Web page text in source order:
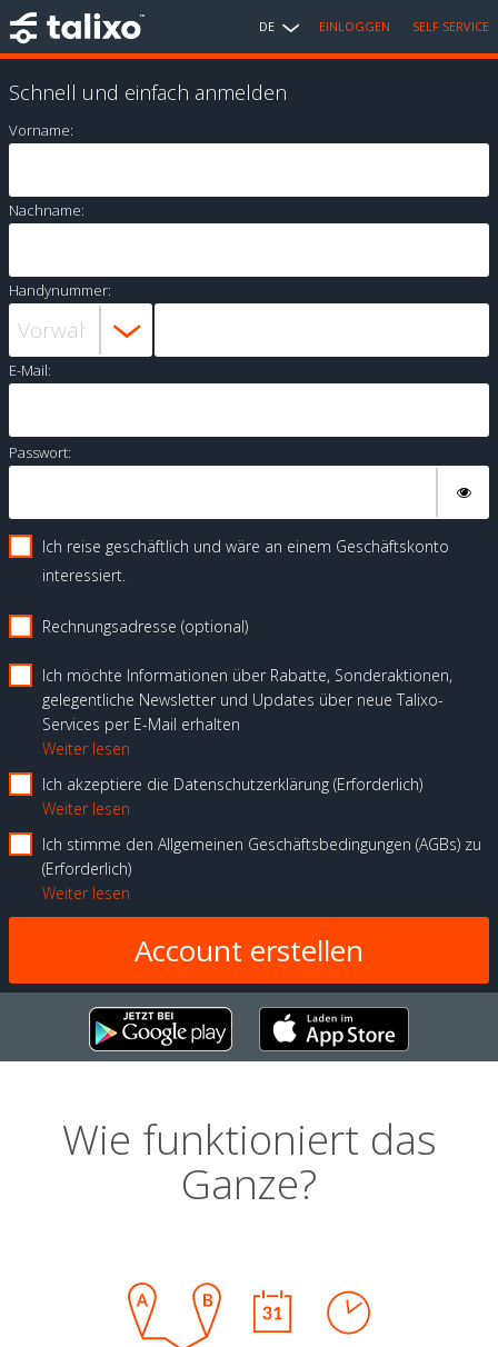
DE EINLOGGEN SELF SERVICE
Schnell und einfach anmelden
Vorname:
Nachname:
Handynummer:
E-Mail:
Passwort:
Ich reise geschäftlich und wäre an einem Geschäftskonto
interessiert.
Rechnungsadresse (optional)
Ich möchte Informationen über Rabatte, Sonderaktionen,
gelegentliche Newsletter und Updates über neue Talixo-
Services per E-Mail erhalten
Weiter lesen
Ich akzeptiere die Datenschutzerklärung Erforderlich
Weiter lesen
Ich stimme den Allgemeinen Geschäftsbedingungen (AGBs) zu
Erforderlich
Weiter lesen
Wie funktioniert das
Ganze?